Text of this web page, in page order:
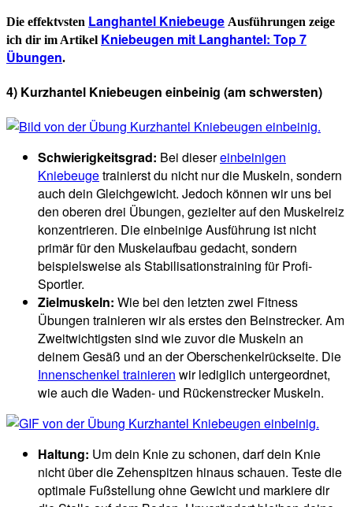
Die effektvsten Langhantel Kniebeuge Ausführungen zeige
ich dir im Artikel Kniebeugen mit Langhantel: Top 7
Übungen.
4) Kurzhantel Kniebeugen einbeinig (am schwersten)
Schwierigkeitsgrad: Bei diesereinbeinigen
Kniebeugetrainierst du nicht nur die Muskeln, sondern
auch dein Gleichgewicht. Jedoch können wir uns bei
den oberen drei Übungen, gezielter auf den Muskelreiz
konzentrieren. Die einbeinige Ausführung ist nicht
primär für den Muskelaufbau gedacht, sondern
beispielsweise als Stabilisationstraining für Profi-
Sportler.
Zielmuskeln: Wie bei den letzten zwei Fitness
Übungen trainieren wir als erstes den Beinstrecker. Am
Zweitwichtigsten sind wie zuvor die Muskeln an
deinem Gesäß und an der Oberschenkelrückseite. Die
Innenschenkel trainieren wir lediglich untergeordnet,
wie auch die Waden- und Rückenstrecker Muskeln.
Haltung: Um dein Knie zu schonen, darf dein Knie
nicht über die Zehenspitzen hinaus schauen. Teste die
optimale Fußstellung ohne Gewicht und markiere dir